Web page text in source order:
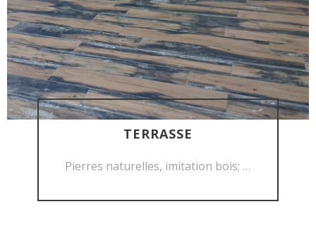
TERRASSE
Pierres naturelles, imitation bois; …